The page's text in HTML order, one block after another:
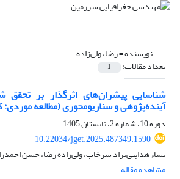
نویسنده =رضا، ولی‌زاده
تعداد مقالات: 1
شناسایی پیشران‌های اثرگذار بر تحقق
آینده‌پژوهی و سناریومحوری (مطالعه موردی:
دوره 10، شماره 2، تابستان 1405
10.22034/jget.2025.487349.1590
نساء هدایتی‌نژاد سرخاب، ولی‌زاده رضا، حسن
مشاهده مقاله